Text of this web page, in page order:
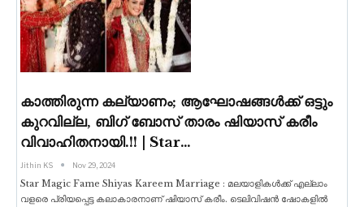
കാത്തിരുന്ന കല്യാണം; ആഘോഷങ്ങൾക്ക് ഒട്ടും
കുറവില്ല, ബിഗ് ബോസ് താരം ഷിയാസ് കരീം
വിവാഹിതനായി.!! | Star…
Jithin KS Nov 29, 2024
Star Magic Fame Shiyas Kareem Marriage : മലയാളികൾക്ക് എല്ലാം
വളരെ പ്രിയപ്പെട്ട കലാകാരനാണ് ഷിയാസ് കരീം. ടെലിവിഷൻ ഷോകളിൽ